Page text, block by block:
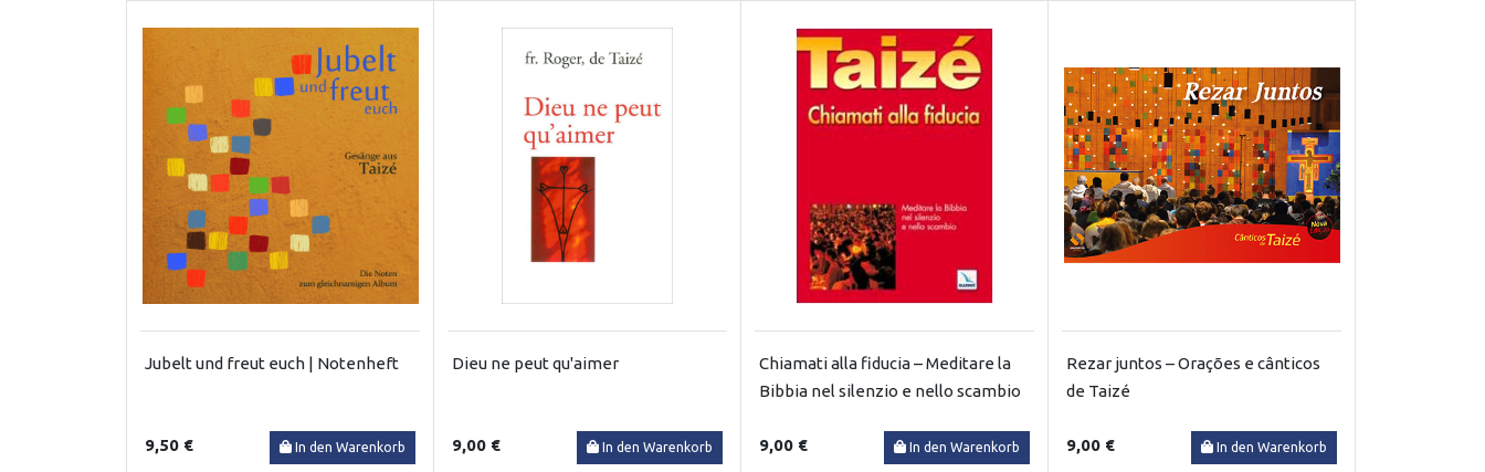
Jubelt und freut euch | Notenheft
9,50 € In den Warenkorb
Dieu ne peut qu'aimer
9,00 € In den Warenkorb
Chiamati alla fiducia – Meditare la
Bibbia nel silenzio e nello scambio
9,00 € In den Warenkorb
Rezar juntos – Orações e cânticos
de Taizé
9,00 € In den Warenkorb